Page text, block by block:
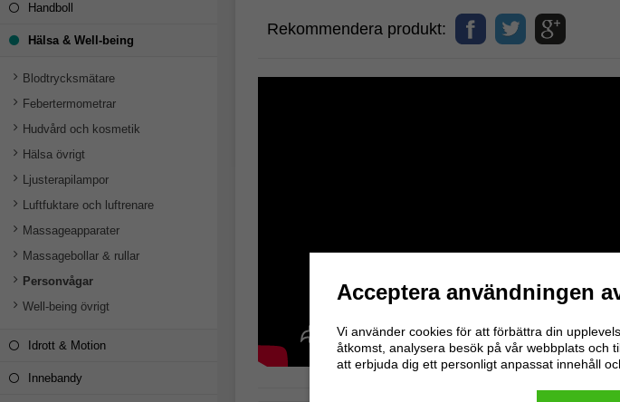
Acceptera användningen
Vi använder cookies för att förbättra din
åtkomst, analysera besök på vår webbplats och
att erbjuda dig ett personligt anpassat innehåll
Rekommendera produkt:
Handboll
Hälsa & Well-being
Blodtrycksmätare
Febertermometrar
Hudvård och kosmetik
Hälsa övrigt
Ljusterapilampor
Luftfuktare och luftrenare
Massageapparater
Massagebollar & rullar
Personvågar
Well-being övrigt
Idrott & Motion
Innebandy